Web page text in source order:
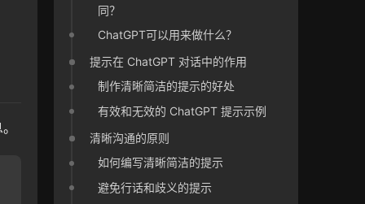
同？
ChatGPT可以用来做什么？
提示在 ChatGPT 对话中的作用
制作清晰简洁的提示的好处
有效和无效的 ChatGPT 提示示例
清晰沟通的原则
如何编写清晰简洁的提示
避免行话和歧义的提示